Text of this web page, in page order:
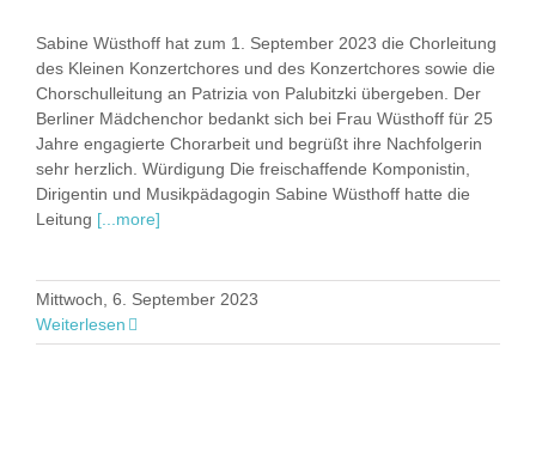
Sabine Wüsthoff hat zum 1. September 2023 die Chorleitung
des Kleinen Konzertchores und des Konzertchores sowie die
Chorschulleitung an Patrizia von Palubitzki übergeben. Der
Berliner Mädchenchor bedankt sich bei Frau Wüsthoff für 25
Jahre engagierte Chorarbeit und begrüßt ihre Nachfolgerin
sehr herzlich. Würdigung Die freischaffende Komponistin,
Dirigentin und Musikpädagogin Sabine Wüsthoff hatte die
Leitung [...more]
Mittwoch, 6. September 2023
Weiterlesen